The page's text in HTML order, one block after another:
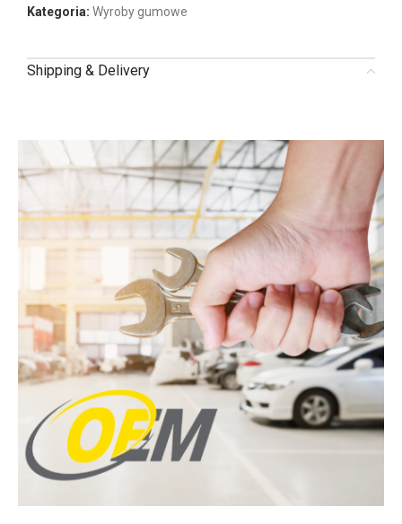
Kategoria: Wyroby gumowe
Shipping & Delivery